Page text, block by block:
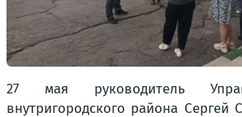
27 мая руководитель
внутригородского района Сергей